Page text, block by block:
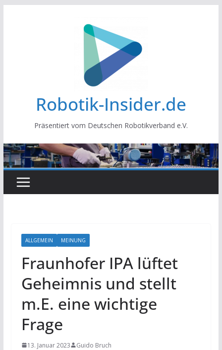
Robotik-Insider.de
Präsentiert vom Deutschen Robotikverband e.V.
ALLGEMEIN MEINUNG
Fraunhofer IPA lüftet
Geheimnis und stellt
m.E. eine wichtige
Frage
13. Januar 2023 Guido Bruch